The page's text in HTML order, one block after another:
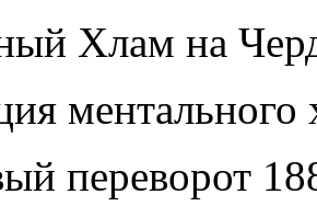
Хлам на
переворот